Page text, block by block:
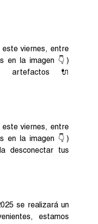
este viernes, entre
en la imagen 👇)
artefactos 🔌
este viernes, entre
en la imagen 👇)
desconectar tus
se realizará un
estamos